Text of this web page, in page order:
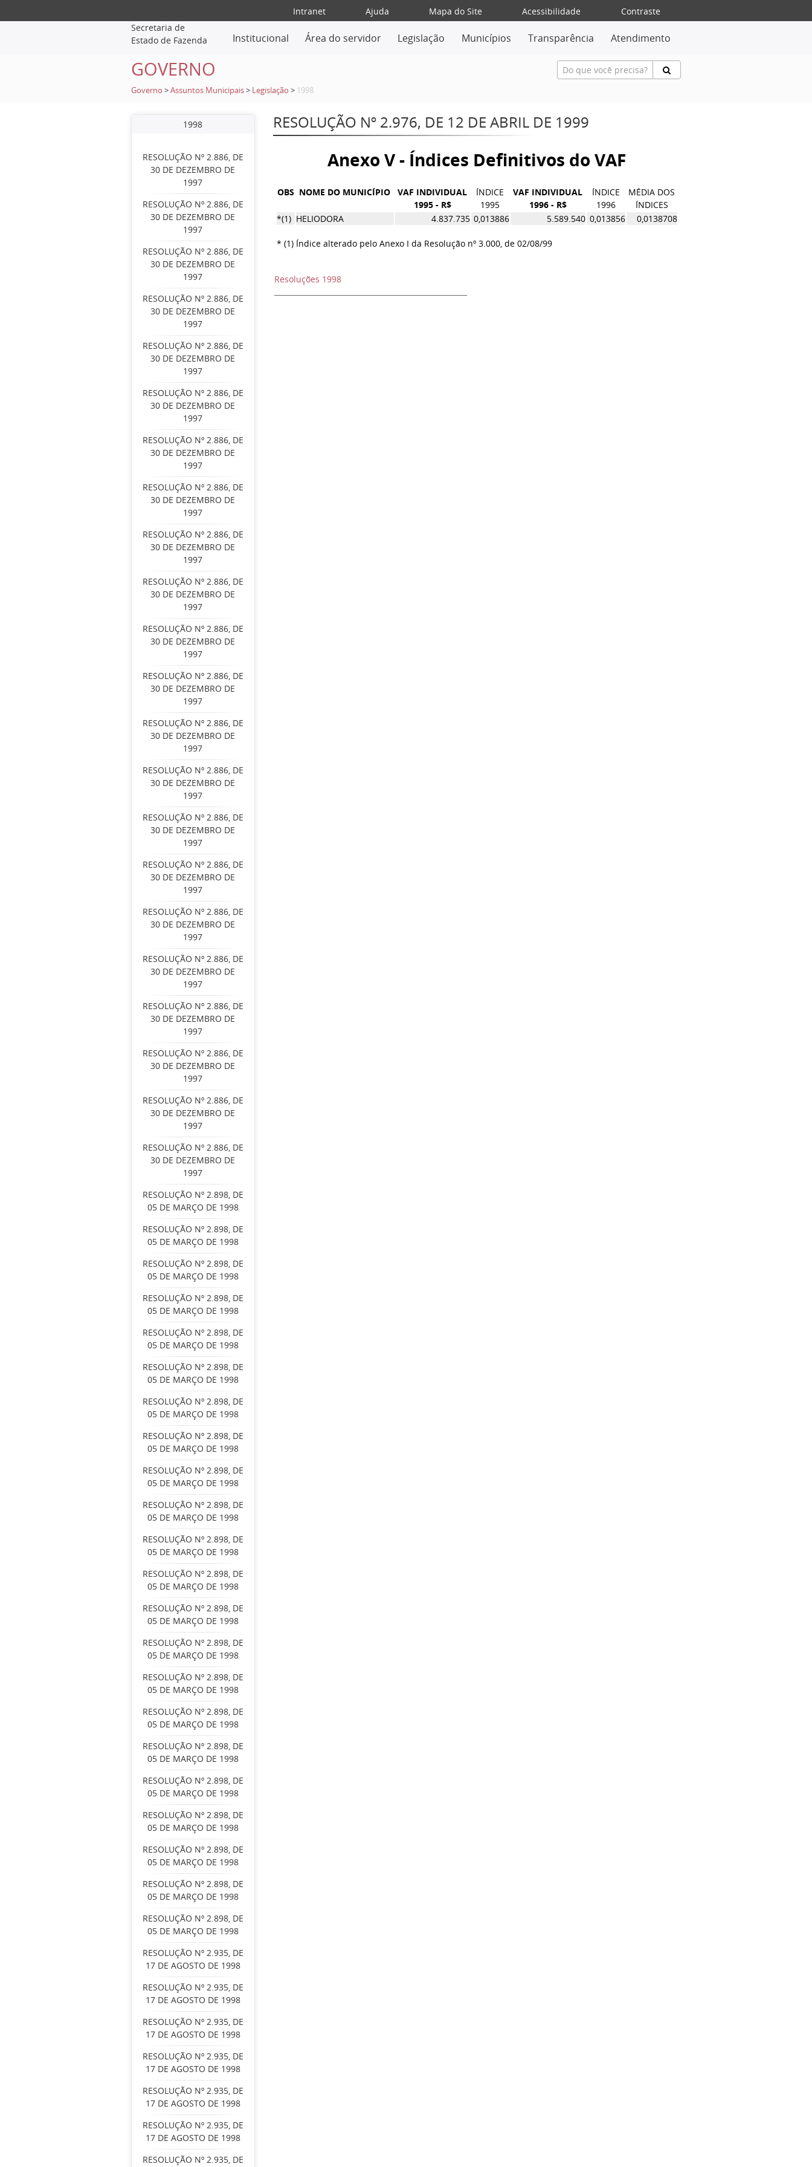
Intranet Ajuda Mapa do Site Acessibilidade
Contraste
Secretaria de
Estado de Fazenda
Institucional Área do servidor Legislação Municípios Transparência Atendimento
GOVERNO
Governo >Assuntos Municipais > Legislação > 1998
1998
RESOLUÇÃO Nº 2.886, DE
30 DE DEZEMBRO DE
1997
RESOLUÇÃO Nº 2.886, DE
30 DE DEZEMBRO DE
1997
RESOLUÇÃO Nº 2.886, DE
30 DE DEZEMBRO DE
1997
RESOLUÇÃO Nº 2.886, DE
30 DE DEZEMBRO DE
1997
RESOLUÇÃO Nº 2.886, DE
30 DE DEZEMBRO DE
1997
RESOLUÇÃO Nº 2.886, DE
30 DE DEZEMBRO DE
1997
RESOLUÇÃO Nº 2.886, DE
30 DE DEZEMBRO DE
1997
RESOLUÇÃO Nº 2.886, DE
30 DE DEZEMBRO DE
1997
RESOLUÇÃO Nº 2.886, DE
30 DE DEZEMBRO DE
1997
RESOLUÇÃO Nº 2.886, DE
30 DE DEZEMBRO DE
1997
RESOLUÇÃO Nº 2.886, DE
30 DE DEZEMBRO DE
1997
RESOLUÇÃO Nº 2.886, DE
30 DE DEZEMBRO DE
1997
RESOLUÇÃO Nº 2.886, DE
30 DE DEZEMBRO DE
1997
RESOLUÇÃO Nº 2.886, DE
30 DE DEZEMBRO DE
1997
RESOLUÇÃO Nº 2.886, DE
30 DE DEZEMBRO DE
1997
RESOLUÇÃO Nº 2.886, DE
30 DE DEZEMBRO DE
1997
RESOLUÇÃO Nº 2.886, DE
30 DE DEZEMBRO DE
1997
RESOLUÇÃO Nº 2.886, DE
30 DE DEZEMBRO DE
1997
RESOLUÇÃO Nº 2.886, DE
30 DE DEZEMBRO DE
1997
RESOLUÇÃO Nº 2.886, DE
30 DE DEZEMBRO DE
1997
RESOLUÇÃO Nº 2.886, DE
30 DE DEZEMBRO DE
1997
RESOLUÇÃO Nº 2.886, DE
30 DE DEZEMBRO DE
1997
RESOLUÇÃO Nº 2.898, DE
05 DE MARÇO DE 1998
RESOLUÇÃO Nº 2.898, DE
05 DE MARÇO DE 1998
RESOLUÇÃO Nº 2.898, DE
05 DE MARÇO DE 1998
RESOLUÇÃO Nº 2.898, DE
05 DE MARÇO DE 1998
RESOLUÇÃO Nº 2.898, DE
05 DE MARÇO DE 1998
RESOLUÇÃO Nº 2.898, DE
05 DE MARÇO DE 1998
RESOLUÇÃO Nº 2.898, DE
05 DE MARÇO DE 1998
RESOLUÇÃO Nº 2.898, DE
05 DE MARÇO DE 1998
RESOLUÇÃO Nº 2.898, DE
05 DE MARÇO DE 1998
RESOLUÇÃO Nº 2.898, DE
05 DE MARÇO DE 1998
RESOLUÇÃO Nº 2.898, DE
05 DE MARÇO DE 1998
RESOLUÇÃO Nº 2.898, DE
05 DE MARÇO DE 1998
RESOLUÇÃO Nº 2.898, DE
05 DE MARÇO DE 1998
RESOLUÇÃO Nº 2.898, DE
05 DE MARÇO DE 1998
RESOLUÇÃO Nº 2.898, DE
05 DE MARÇO DE 1998
RESOLUÇÃO Nº 2.898, DE
05 DE MARÇO DE 1998
RESOLUÇÃO Nº 2.898, DE
05 DE MARÇO DE 1998
RESOLUÇÃO Nº 2.898, DE
05 DE MARÇO DE 1998
RESOLUÇÃO Nº 2.898, DE
05 DE MARÇO DE 1998
RESOLUÇÃO Nº 2.898, DE
05 DE MARÇO DE 1998
RESOLUÇÃO Nº 2.898, DE
05 DE MARÇO DE 1998
RESOLUÇÃO Nº 2.898, DE
05 DE MARÇO DE 1998
RESOLUÇÃO Nº 2.935, DE
17 DE AGOSTO DE 1998
RESOLUÇÃO Nº 2.935, DE
17 DE AGOSTO DE 1998
RESOLUÇÃO Nº 2.935, DE
17 DE AGOSTO DE 1998
RESOLUÇÃO Nº 2.935, DE
17 DE AGOSTO DE 1998
RESOLUÇÃO Nº 2.935, DE
17 DE AGOSTO DE 1998
RESOLUÇÃO Nº 2.935, DE
17 DE AGOSTO DE 1998
RESOLUÇÃO Nº 2.935, DE
RESOLUÇÃO Nº 2.976, DE 12 DE ABRIL DE 1999
Anexo V - Índices Definitivos do VAF
OBS NOME DO MUNICÍPIO
VAF INDIVIDUAL
1995 - R$
ÍNDICE
1995
VAF INDIVIDUAL
1996 - R$
ÍNDICE
1996
MÉDIA DOS
ÍNDICES
*(1) HELIODORA 4.837.735 0,013886 5.589.540 0,013856 0,0138708
* (1) Índice alterado pelo Anexo I da Resolução nº 3.000, de 02/08/99
Resoluções 1998